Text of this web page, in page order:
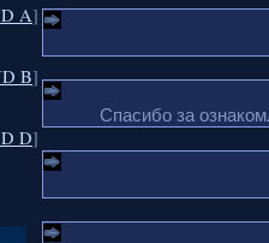
A]
B]
D]
Спасибо за